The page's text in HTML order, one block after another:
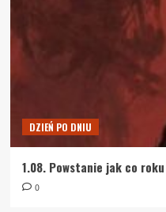
DZIEŃ PO DNIU
1.08. Powstanie jak co roku
0